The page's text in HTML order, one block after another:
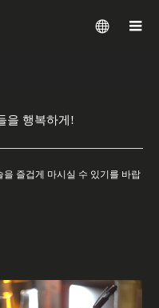
メニュー
을 행복하게!
즐겁게 마시실 수 있기를 바랍